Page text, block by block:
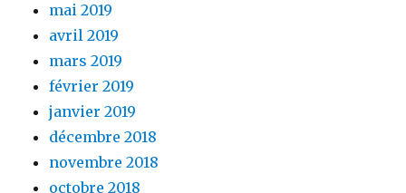
mai 2019
avril 2019
mars 2019
février 2019
janvier 2019
décembre 2018
novembre 2018
octobre 2018